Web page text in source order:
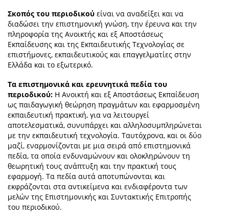
Σκοπός του περιοδικού είναι να αναδείξει και να
διαδώσει την επιστημονική γνώση, την έρευνα και την
πληροφορία της Ανοικτής και εξ Αποστάσεως
Εκπαίδευσης και της Εκπαιδευτικής Τεχνολογίας σε
επιστήμονες, εκπαιδευτικούς και επαγγελματίες στην
Ελλάδα και το εξωτερικό.
Τα επιστημονικά και ερευνητικά πεδία του
περιοδικού: Η Ανοικτή και εξ Αποστάσεως Εκπαίδευση
ως παιδαγωγική θεώρηση πραγμάτων και εφαρμοσμένη
εκπαιδευτική πρακτική, για να λειτουργεί
αποτελεσματικά, συνυπάρχει και αλληλοσυμπληρώνεται
με την εκπαιδευτική τεχνολογία. Ταυτόχρονα, και οι δύο
μαζί, εναρμονίζονται με μια σειρά από επιστημονικά
πεδία, τα οποία ενδυναμώνουν και ολοκληρώνουν τη
θεωρητική τους ανάπτυξη και την πρακτική τους
εφαρμογή. Τα πεδία αυτά αποτυπώνονται και
εκφράζονται στα αντικείμενα και ενδιαφέροντα των
μελών της Επιστημονικής και Συντακτικής Επιτροπής
του περιοδικού.